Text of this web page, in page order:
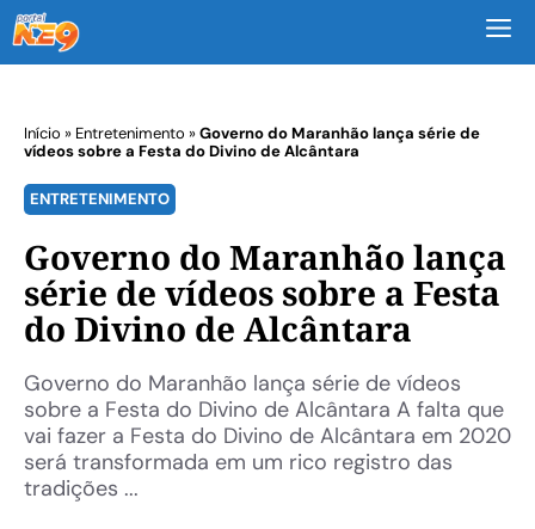
Início » Entretenimento »Governo do Maranhão lança série de
vídeos sobre a Festa do Divino de Alcântara
ENTRETENIMENTO
Governo do Maranhão lança
série de vídeos sobre a Festa
do Divino de Alcântara
Governo do Maranhão lança série de vídeos
sobre a Festa do Divino de Alcântara A falta que
vai fazer a Festa do Divino de Alcântara em 2020
será transformada em um rico registro das
tradições ...